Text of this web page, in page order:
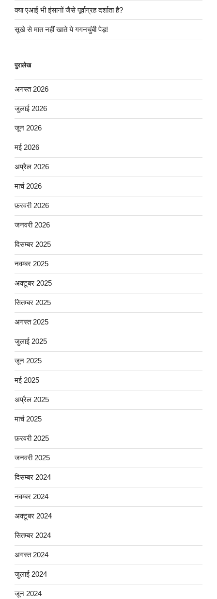
क्या एआई भी इंसानों जैसे पूर्वाग्रह दर्शाता है?
सूखे से मात नहीं खाते ये गगनचुंबी पेड़!
पुरालेख
अगस्त 2026
जुलाई 2026
जून 2026
मई 2026
अप्रैल 2026
मार्च 2026
फ़रवरी 2026
जनवरी 2026
दिसम्बर 2025
नवम्बर 2025
अक्टूबर 2025
सितम्बर 2025
अगस्त 2025
जुलाई 2025
जून 2025
मई 2025
अप्रैल 2025
मार्च 2025
फ़रवरी 2025
जनवरी 2025
दिसम्बर 2024
नवम्बर 2024
अक्टूबर 2024
सितम्बर 2024
अगस्त 2024
जुलाई 2024
जून 2024